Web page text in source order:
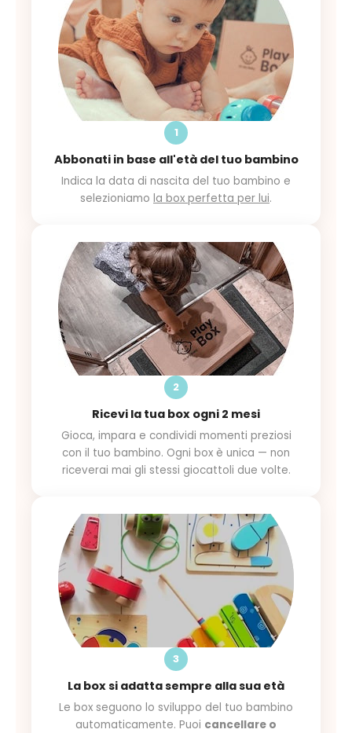
1
Abbonati in base all'età del tuo bambino
Indica la data di nascita del tuo bambino e
selezioniamo la box perfetta per lui.
2
Ricevi la tua box ogni 2 mesi
Gioca, impara e condividi momenti preziosi
con il tuo bambino. Ogni box è unica — non
riceverai mai gli stessi giocattoli due volte.
3
La box si adatta sempre alla sua età
Le box seguono lo sviluppo del tuo bambino
automaticamente. Puoi cancellare o